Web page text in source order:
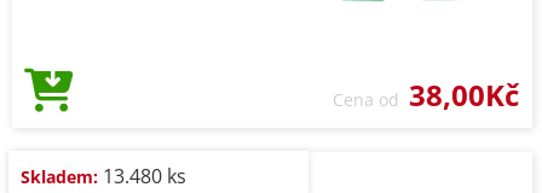
Cena od 38,00Kč
Skladem: 13.480 ks